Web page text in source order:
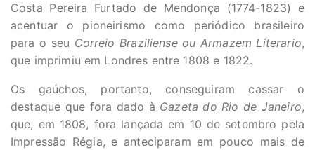
Costa Pereira Furtado de Mendonça (1774-1823) e
acentuar o pioneirismo como periódico brasileiro
para o seu Correio Braziliense ou Armazem Literario,
que imprimiu em Londres entre 1808 e 1822.
Os gaúchos, portanto, conseguiram cassar o
destaque que fora dado à Gazeta do Rio de Janeiro,
que, em 1808, fora lançada em 10 de setembro pela
Impressão Régia, e anteciparam em pouco mais de